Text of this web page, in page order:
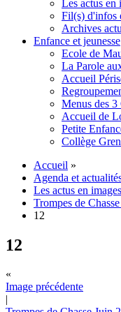
Les actus en
Fil(s) d'infos
Archives
Enfance et jeunesse
Ecole de
La Parole
Accueil
Menus des 3
Accueil de
Petite
Collège
Accueil »
Agenda et
Les actus en images
Trompes de
12
12
«
Image précédente
|